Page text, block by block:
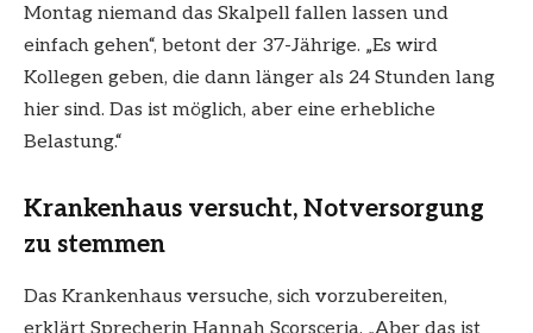
Montag niemand das Skalpell fallen lassen und
einfach gehen“, betont der 37-Jährige. „Es wird
Kollegen geben, die dann länger als 24 Stunden lang
hier sind. Das ist möglich, aber eine erhebliche
Belastung.“
Krankenhaus versucht, Notversorgung
zu stemmen
Das Krankenhaus versuche, sich vorzubereiten,